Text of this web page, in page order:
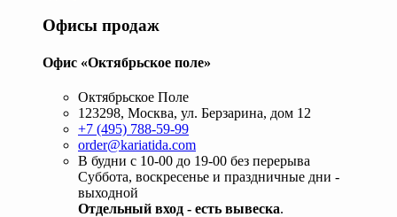
Офисы продаж
Офис «Октябрьское поле»
Октябрьское Поле
123298, Москва, ул. Берзарина, дом 12
+7 (495) 788-59-99
order@kariatida.com
В будни с 10-00 до 19-00 без перерыва
Суббота, воскресенье и праздничные дни -
выходной
Отдельный вход - есть вывеска.